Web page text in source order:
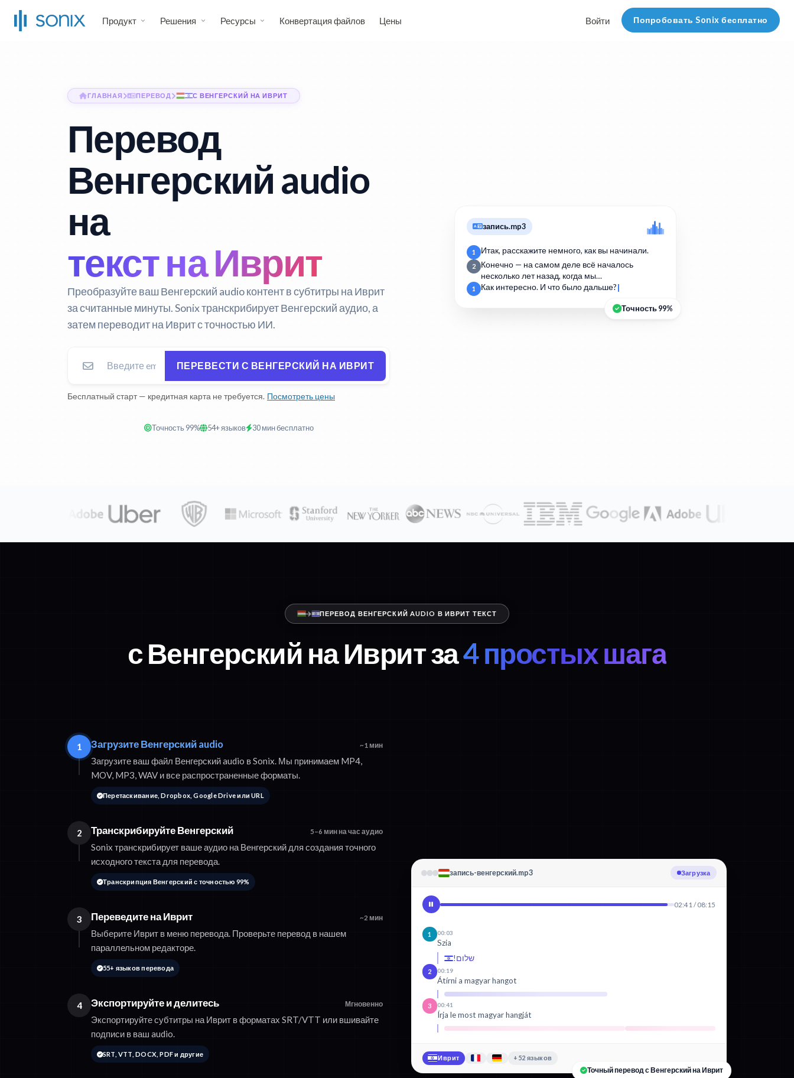
Продукт Решения Ресурсы Конвертация файлов Цены Войти Попробовать Sonix бесплатно
ГЛАВНАЯ ПЕРЕВОД С ВЕНГЕРСКИЙ НА ИВРИТ
Перевод
Венгерский audio
на
текст на Иврит
Преобразуйте ваш Венгерский audio контент в субтитры на Иврит
за считанные минуты. Sonix транскрибирует Венгерский аудио, а
затем переводит на Иврит с точностью ИИ.
ПЕРЕВЕСТИ С ВЕНГЕРСКИЙ НА ИВРИТ
Бесплатный старт — кредитная карта не требуется. Посмотреть цены
Точность 99% 54+ языков 30 мин бесплатно
запись.mp3
1 Итак, расскажите немного, как вы начинали.
2
Конечно — на самом деле всё началось
несколько лет назад, когда мы…
1 Как интересно. И что было дальше?
Точность 99%
ПЕРЕВОД ВЕНГЕРСКИЙ AUDIO В ИВРИТ ТЕКСТ
с Венгерский на Иврит за4 простых шага
1 Загрузите Венгерский audio ~1 мин
Загрузите ваш файл Венгерский audio в Sonix. Мы принимаем MP4,
MOV, MP3, WAV и все распространенные форматы.
Перетаскивание, Dropbox, Google Drive или URL
2 Транскрибируйте Венгерский 5–6 мин на час аудио
Sonix транскрибирует ваше аудио на Венгерский для создания точного
исходного текста для перевода.
Транскрипция Венгерский с точностью 99%
3 Переведите на Иврит ~2 мин
Выберите Иврит в меню перевода. Проверьте перевод в нашем
параллельном редакторе.
55+ языков перевода
4 Экспортируйте и делитесь Мгновенно
Экспортируйте субтитры на Иврит в форматах SRT/VTT или вшивайте
подписи в ваш audio.
SRT, VTT, DOCX, PDF и другие
запись-венгерский.mp3 Транскрибация: Венгерский
02:41 / 08:15
1 00:03
Szia
שלום!
2 00:19
Átírni a magyar hangot
3 00:41
Írja le most magyar hangját
Иврит +52 языков
Точный перевод с Венгерский на Иврит